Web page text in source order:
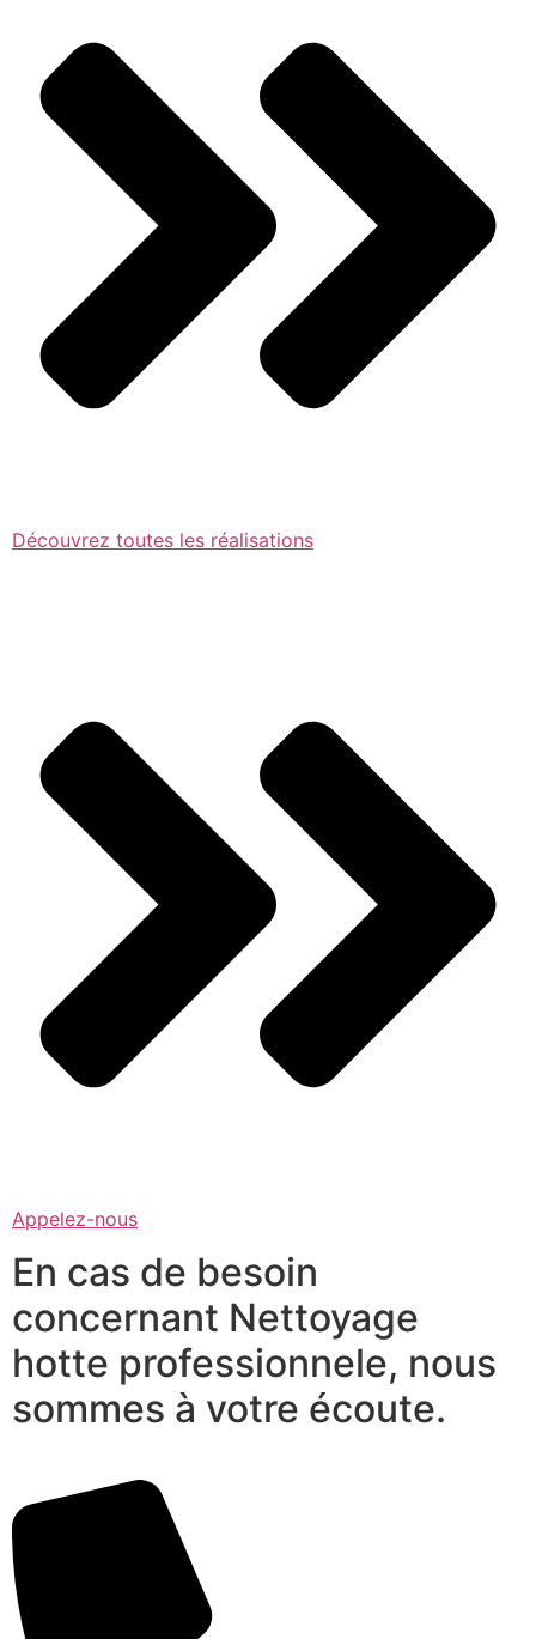
Découvrez toutes les réalisations
Appelez-nous
En cas de besoin
concernant Nettoyage
hotte professionnele, nous
sommes à votre écoute.